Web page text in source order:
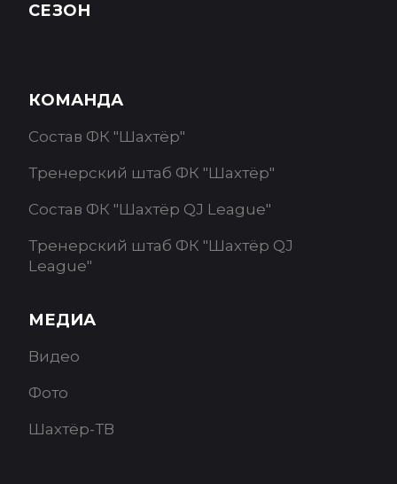
СЕЗОН
КОМАНДА
Состав ФК "Шахтёр"
Тренерский штаб ФК "Шахтёр"
Состав ФК "Шахтёр QJ League"
Тренерский штаб ФК "Шахтёр QJ
League"
МЕДИА
Видео
Фото
Шахтёр-ТВ